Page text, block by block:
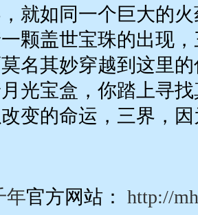
就如同一个巨大的
颗盖世宝珠的出现
名其妙穿越到这里
光宝盒，你踏上寻
变的命运，三界，
年官方网站： http://